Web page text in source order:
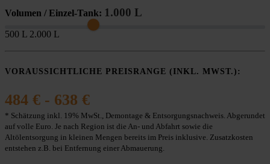
Volumen / Einzel-Tank: 1.000 L
500 L 2.000 L
VORAUSSICHTLICHE PREISRANGE (INKL. MWST.):
484 € - 638 €
* Schätzung inkl. 19% MwSt., Demontage & Entsorgungsnachweis. Abgerundet
auf volle Euro. Je nach Region ist die An- und Abfahrt sowie die
Altölentsorgung in kleinen Mengen bereits im Preis inklusive. Zusatzkosten
entstehen z.B. bei Entfernung einer Abmauerung.